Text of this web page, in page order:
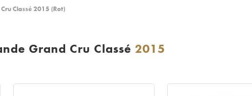
Classé 2015 (Rot)
Grand Cru Classé 2015